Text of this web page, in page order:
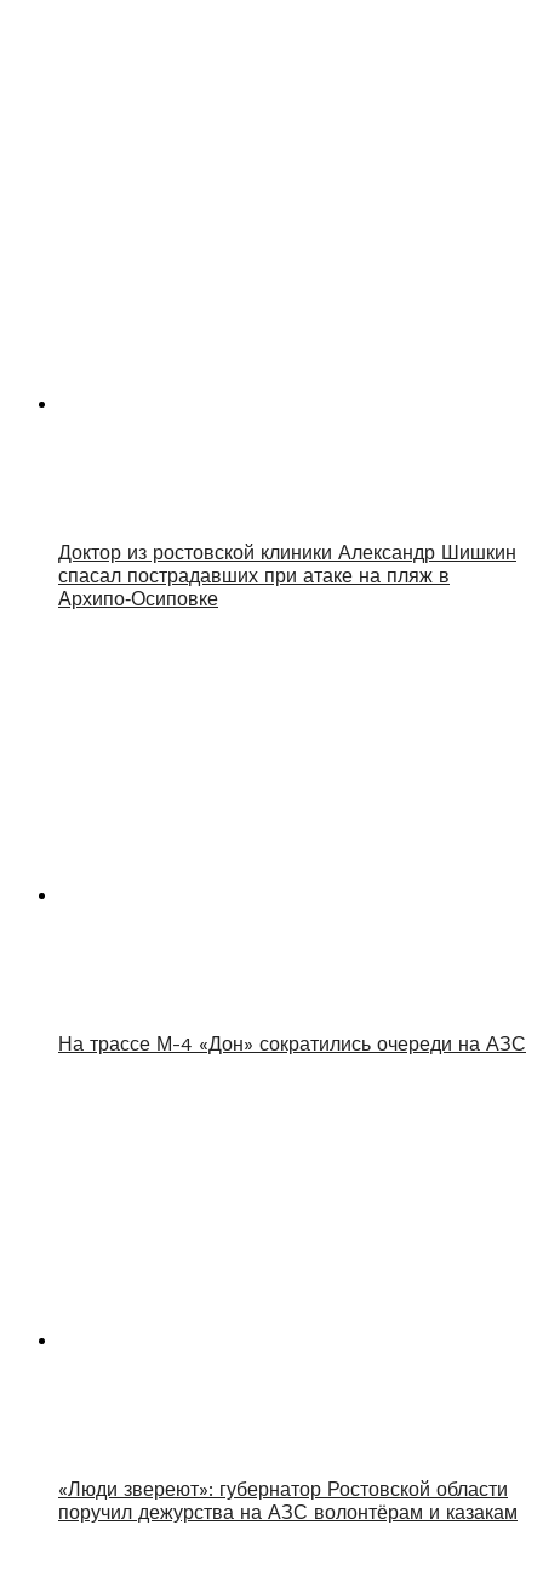
Доктор из ростовской клиники Александр Шишкин
спасал пострадавших при атаке на пляж в
Архипо‑Осиповке
На трассе М-4 «Дон» сократились очереди на АЗС
«Люди звереют»: губернатор Ростовской области
поручил дежурства на АЗС волонтёрам и казакам